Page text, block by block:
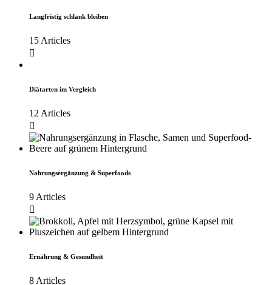
Langfristig schlank bleiben
15 Articles
Diätarten im Vergleich
12 Articles
Nahrungsergänzung & Superfoods
9 Articles
Ernährung & Gesundheit
8 Articles